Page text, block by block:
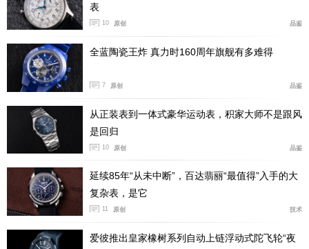
表
10 原创 品鉴
全蓝陶瓷王炸 真力时160周年旗舰有多难得
7 原创 品鉴
从正装表到一体式豪华运动表，积家大师不是跟风
是回归
10 原创 品鉴
延续85年“从未中断”，百达翡丽“最值得”入手的大
复杂表，是它
11 原创 技术
爱彼推出皇家橡树系列自动上链浮动式陀飞轮“夜